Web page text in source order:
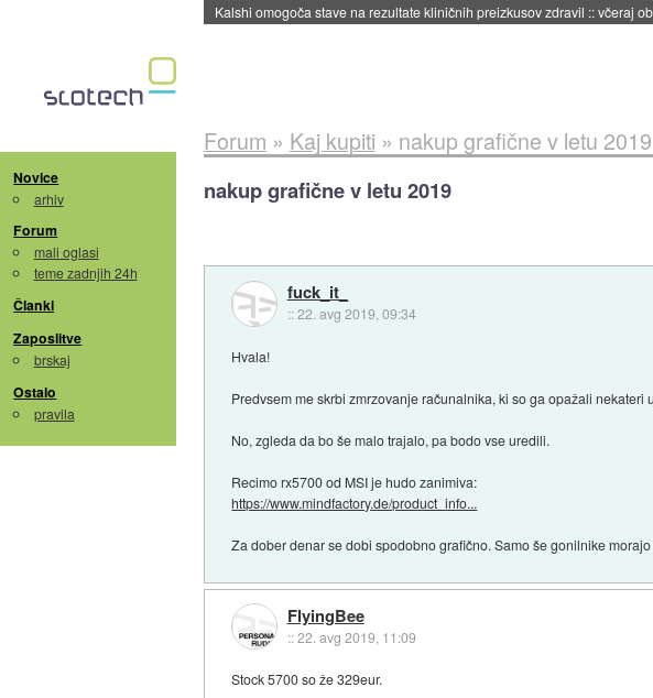
Sandisk že prodal več kot polovico SSD-jev za naslednji dve leti::včeraj
Novice
arhiv
Forum
mali oglasi
teme zadnjih 24h
Članki
Zaposlitve
brskaj
Ostalo
pravila
Forum » Kaj kupiti » nakup grafične v letu 2019
nakup grafične v letu 2019
fuck_it_
::22. avg 2019, 09:34
Hvala!
Predvsem me skrbi zmrzovanje računalnika, ki so ga opažali nekateri
No, zgleda da bo še malo trajalo, pa bodo vse uredili.
Recimo rx5700 od MSI je hudo zanimiva:
https://www.mindfactory.de/product_info...
Za dober denar se dobi spodobno grafično. Samo še gonilnike
FlyingBee
::22. avg 2019, 11:09
Stock 5700 so že 329eur.